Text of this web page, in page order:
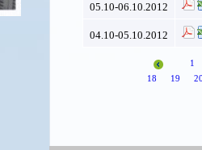
05.10-06.10.2012
04.10-05.10.2012
1
18
19